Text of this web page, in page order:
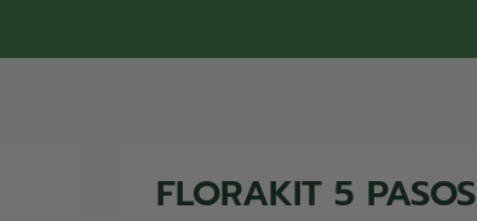
FLORAKIT 5 PASOS